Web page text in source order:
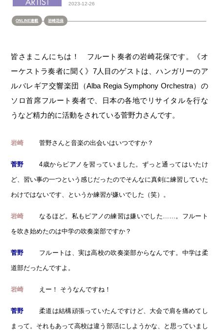
2023-12-26
ONLINE連載 岩崎花保
皆さまこんにちは！ フルート奏者の岩崎花保です。《オ
ーケストラ奏者に聞く》7人目のゲストは、ハンガリーのア
ルバレギア交響楽団（Alba Regia Symphony Orchestra）の
ソロ首席フルート奏者で、日本の各地でリサイタルを行な
うなど精力的に活動をされている菅野力さんです。
岩崎 菅野さんと音楽の出会いはいつですか？
菅野 4歳からピアノを習っていました。ずっと通ってはいたけ
ど、習い事の一つという感じだったのでそんなに真剣に練習していた
わけではないです、というか練習が嫌いでした（笑）。
岩崎 なるほど。私もピアノの練習は嫌いでした……。フルート
を吹き始めたのは中学の吹奏楽部ですか？
菅野 フルートは、実は高校の吹奏楽部からなんです。中学は柔
道部だったんですよ。
岩崎 えー！ そうなんですね！
菅野 柔道は結構頑張っていたんですけど、大会で肩を痛めてし
まって。それもあって高校は違う部活にしようかな、と思っていまし